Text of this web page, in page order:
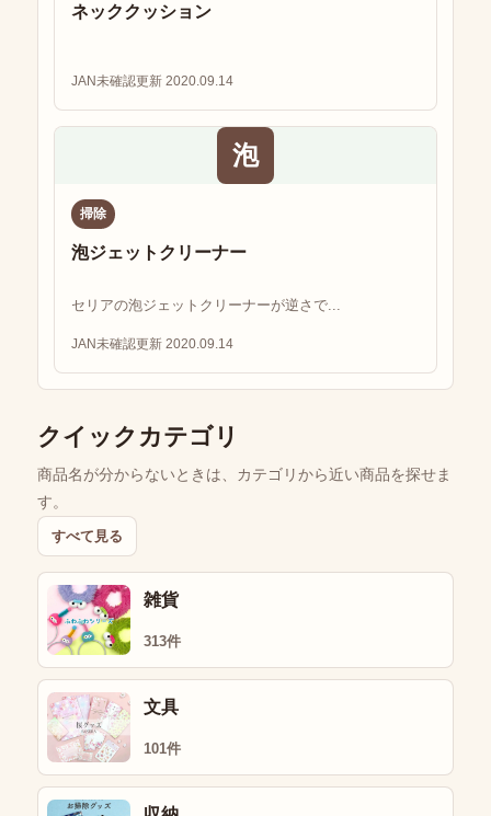
ネッククッション
JAN未確認更新 2020.09.14
泡
掃除
泡ジェットクリーナー
セリアの泡ジェットクリーナーが逆さで...
JAN未確認更新 2020.09.14
クイックカテゴリ
商品名が分からないときは、カテゴリから近い商品を探せま
す。
すべて見る
雑貨
313件
文具
101件